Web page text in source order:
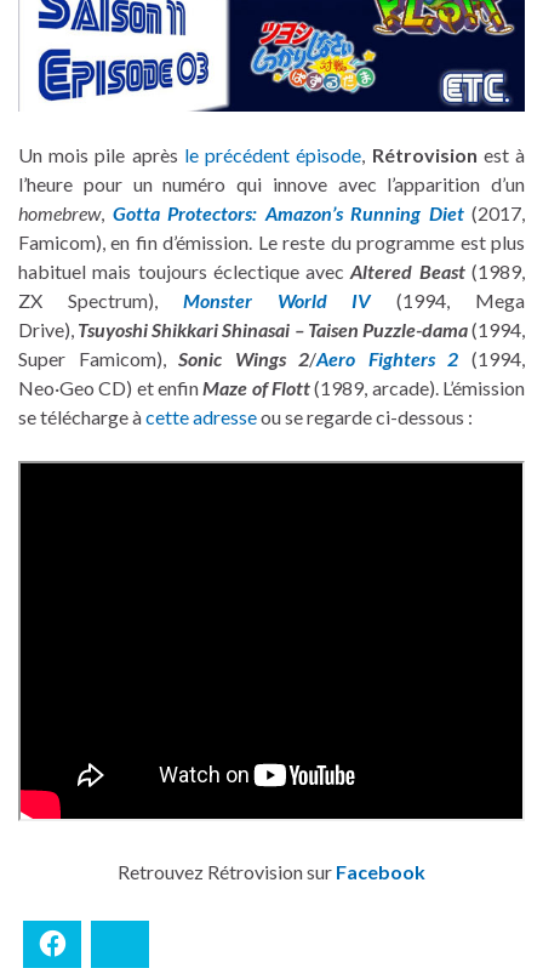
Un mois pile après le précédent épisode, Rétrovision est à
l’heure pour un numéro qui innove avec l’apparition d’un
homebrew, Gotta Protectors: Amazon’s Running Diet(2017,
Famicom), en fin d’émission. Le reste du programme est plus
habituel mais toujours éclectique avecAltered Beast (1989,
ZX Spectrum), Monster World IV(1994, Mega
Drive), Tsuyoshi Shikkari Shinasai – Taisen Puzzle-dama(1994,
Super Famicom),Sonic Wings 2/Aero Fighters 2 (1994,
Neo·Geo CD) et enfinMaze of Flott(1989, arcade). L’émission
se télécharge àcette adresseou se regarde ci-dessous :
Retrouvez Rétrovision sur Facebook